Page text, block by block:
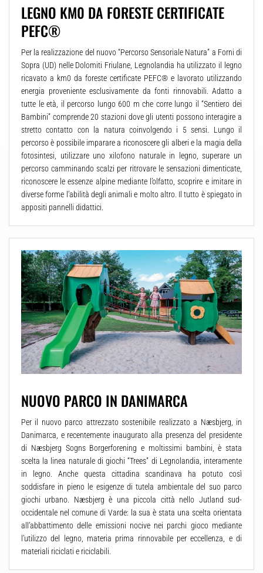
LEGNO KM0 DA FORESTE CERTIFICATE
PEFC®
Per la realizzazione del nuovo “Percorso Sensoriale Natura” a Forni di
Sopra (UD) nelle Dolomiti Friulane, Legnolandia ha utilizzato il legno
ricavato a km0 da foreste certificate PEFC® e lavorato utilizzando
energia proveniente esclusivamente da fonti rinnovabili. Adatto a
tutte le età, il percorso lungo 600 m che corre lungo il “Sentiero dei
Bambini” comprende 20 stazioni dove gli utenti possono interagire a
stretto contatto con la natura coinvolgendo i 5 sensi. Lungo il
percorso è possibile imparare a riconoscere gli alberi e la magia della
fotosintesi, utilizzare uno xilofono naturale in legno, superare un
percorso camminando scalzi per ritrovare le sensazioni dimenticate,
riconoscere le essenze alpine mediante l’olfatto, scoprire e imitare in
diverse forme l’abilità degli animali e molto altro. Il tutto è spiegato in
appositi pannelli didattici.
NUOVO PARCO IN DANIMARCA
Per il nuovo parco attrezzato sostenibile realizzato a Næsbjerg, in
Danimarca, e recentemente inaugurato alla presenza del presidente
di Næsbjerg Sogns Borgerforening e moltissimi bambini, è stata
scelta la linea naturale di giochi “Trees” di Legnolandia, interamente
in legno. Anche questa cittadina scandinava ha potuto così
soddisfare in pieno le esigenze di tutela ambientale del suo parco
giochi urbano. Næsbjerg è una piccola città nello Jutland sud-
occidentale nel comune di Varde: la sua è stata una scelta orientata
all’abbattimento delle emissioni nocive nei parchi gioco mediante
l’utilizzo del legno, materia prima rinnovabile per eccellenza, e di
materiali riciclati e riciclabili.